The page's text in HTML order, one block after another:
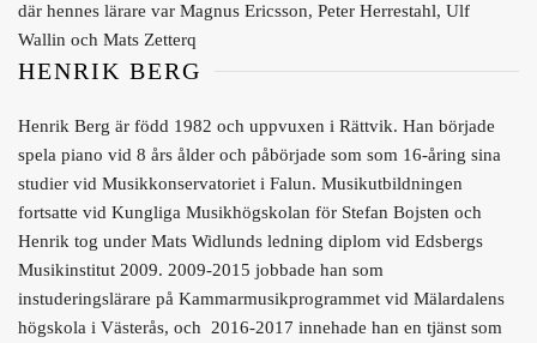
där hennes lärare var Magnus Ericsson, Peter Herrestahl, Ulf
Wallin och Mats Zetterq
HENRIK BERG
Henrik Berg är född 1982 och uppvuxen i Rättvik. Han började
spela piano vid 8 års ålder och påbörjade som som 16-åring sina
studier vid Musikkonservatoriet i Falun. Musikutbildningen
fortsatte vid Kungliga Musikhögskolan för Stefan Bojsten och
Henrik tog under Mats Widlunds ledning diplom vid Edsbergs
Musikinstitut 2009. 2009-2015 jobbade han som
instuderingslärare på Kammarmusikprogrammet vid Mälardalens
högskola i Västerås, och 2016-2017 innehade han en tjänst som